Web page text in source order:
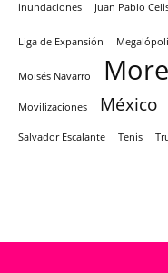
inundaciones Juan Pablo
Liga de Expansión
Moisés Navarro
Movilizaciones México
Salvador Escalante Tenis